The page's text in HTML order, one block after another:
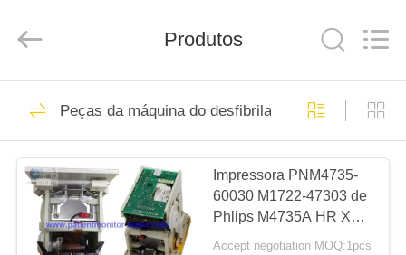
PARA
CASA
PRODUTOS
VÍDEOS
Equipment
Service
Reparo do monitor
paciente
293
Produtos
Peças da máquina do desfibrilador
Impressora PNM4735-
60030 M1722-47303 de
Phlips M4735A HR XL
do desfibrilador
Accept negotiation MOQ:1pcs